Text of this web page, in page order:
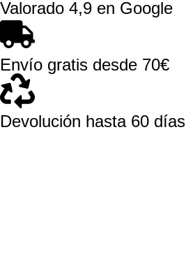
Valorado 4,9 en Google
Envío gratis desde 70€
Devolución hasta 60 días